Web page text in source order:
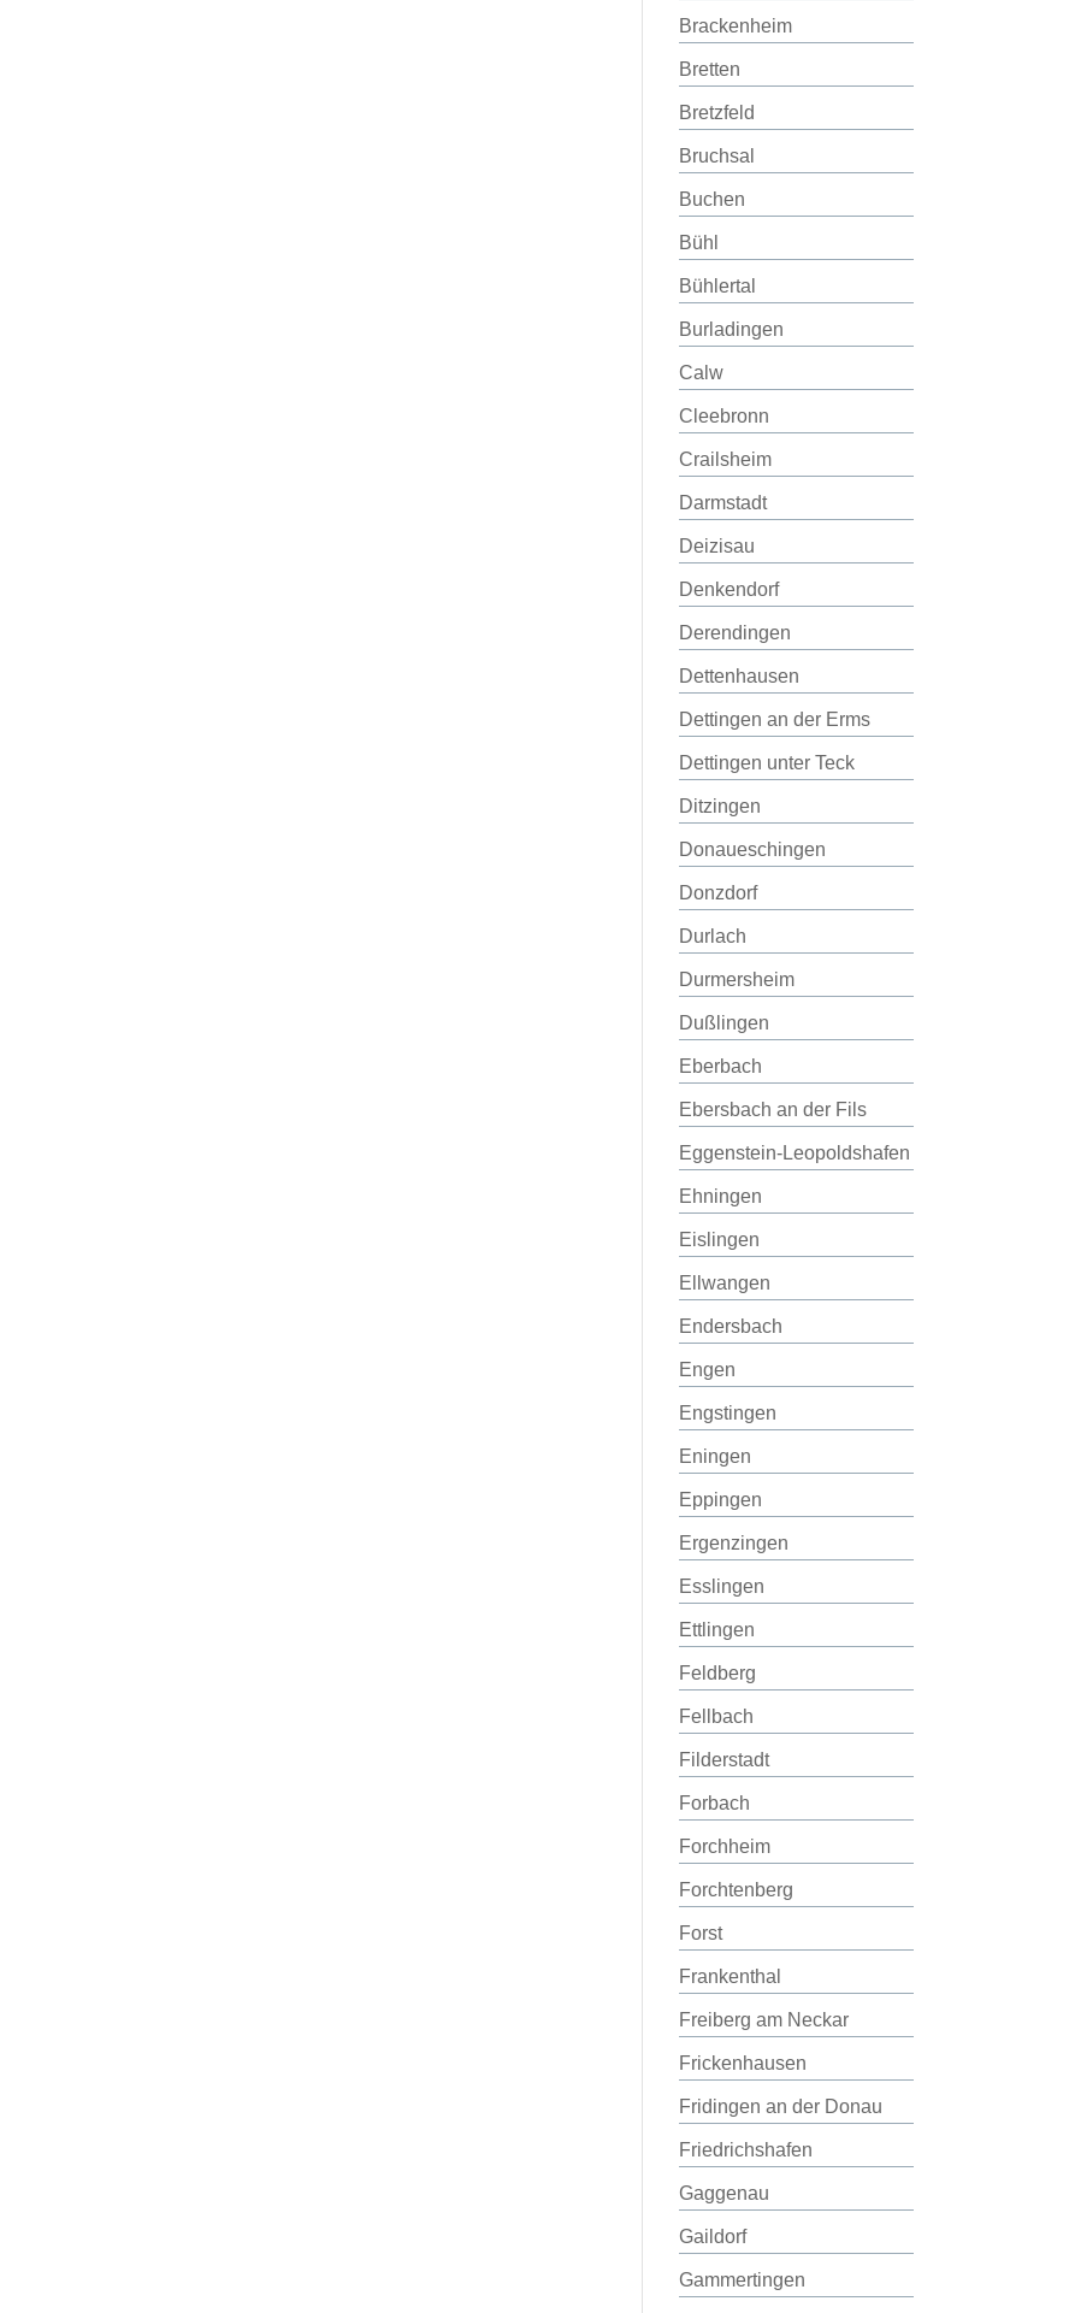
Brackenheim
Bretten
Bretzfeld
Bruchsal
Buchen
Bühl
Bühlertal
Burladingen
Calw
Cleebronn
Crailsheim
Darmstadt
Deizisau
Denkendorf
Derendingen
Dettenhausen
Dettingen an der Erms
Dettingen unter Teck
Ditzingen
Donaueschingen
Donzdorf
Durlach
Durmersheim
Dußlingen
Eberbach
Ebersbach an der Fils
Eggenstein-Leopoldshafen
Ehningen
Eislingen
Ellwangen
Endersbach
Engen
Engstingen
Eningen
Eppingen
Ergenzingen
Esslingen
Ettlingen
Feldberg
Fellbach
Filderstadt
Forbach
Forchheim
Forchtenberg
Forst
Frankenthal
Freiberg am Neckar
Frickenhausen
Fridingen an der Donau
Friedrichshafen
Gaggenau
Gaildorf
Gammertingen